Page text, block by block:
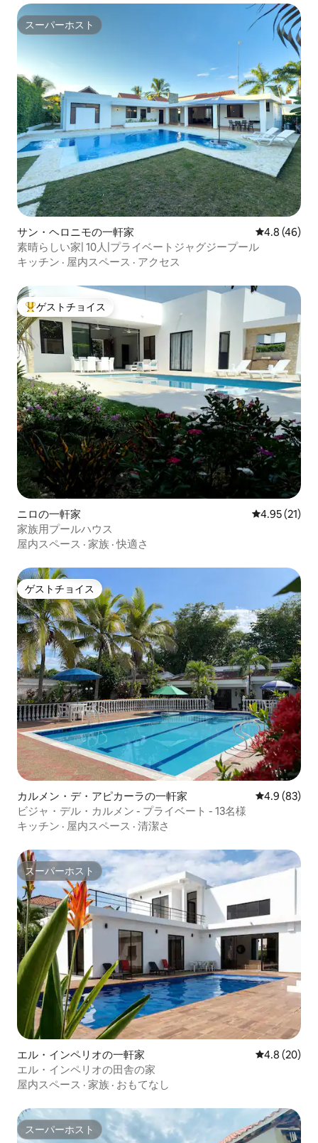
スーパーホスト
スーパーホスト
サン・ヘロニモの一軒家 レビュー46
4.8 (46)
素晴らしい家| 10人|プライベートジャグジープール
キッチン · 屋内スペース · アクセス
大好評のゲストチョイスです。
ゲストチョイス
ニロの一軒家 レビュー21
4.95 (21)
家族用プールハウス
屋内スペース · 家族 ·快適さ
ゲストチョイス
ゲストチョイス
カルメン・デ・アピカーラの一軒家 レビュー83
4.9 (83)
ビジャ・デル・カルメン - プライベート - 13名様
キッチン · 屋内スペース · 清潔さ
スーパーホスト
スーパーホスト
エル・インペリオの一軒家 レビュー20
4.8 (20)
エル・インペリオの田舎の家
屋内スペース · 家族 · おもてなし
スーパーホスト
スーパーホスト